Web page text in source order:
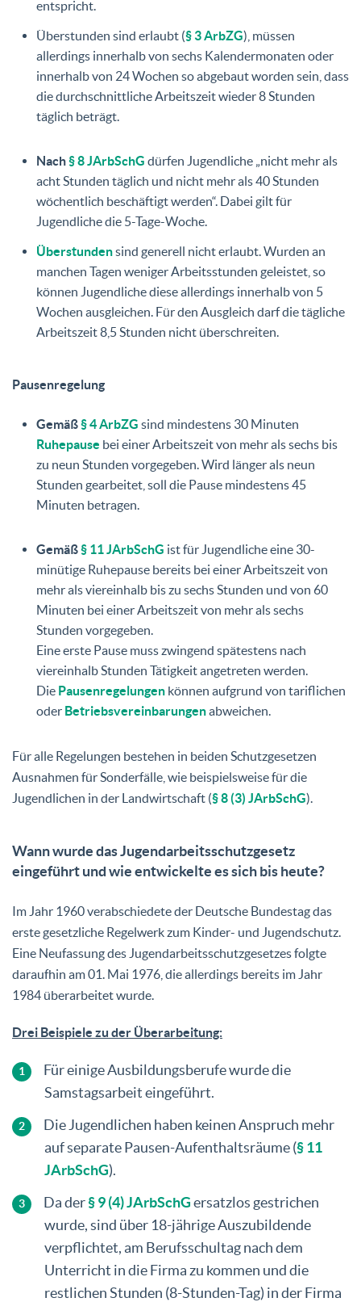
entspricht.
Überstunden sind erlaubt (§ 3 ArbZG), müssen
allerdings innerhalb von sechs Kalendermonaten oder
innerhalb von 24 Wochen so abgebaut worden sein, dass
die durchschnittliche Arbeitszeit wieder 8 Stunden
täglich beträgt.
Nach§ 8 JArbSchG dürfen Jugendliche „nicht mehr als
acht Stunden täglich und nicht mehr als 40 Stunden
wöchentlich beschäftigt werden“. Dabei gilt für
Jugendliche die 5-Tage-Woche.
Überstundensind generell nicht erlaubt. Wurden an
manchen Tagen weniger Arbeitsstunden geleistet, so
können Jugendliche diese allerdings innerhalb von 5
Wochen ausgleichen. Für den Ausgleich darf die tägliche
Arbeitszeit 8,5 Stunden nicht überschreiten.
Pausenregelung
Gemäß§ 4 ArbZG sind mindestens 30 Minuten
Ruhepause bei einer Arbeitszeit von mehr als sechs bis
zu neun Stunden vorgegeben. Wird länger als neun
Stunden gearbeitet, soll die Pause mindestens 45
Minuten betragen.
Gemäß§ 11 JArbSchG ist für Jugendliche eine 30-
minütige Ruhepause bereits bei einer Arbeitszeit von
mehr als viereinhalb bis zu sechs Stunden und von 60
Minuten bei einer Arbeitszeit von mehr als sechs
Stunden vorgegeben.
Eine erste Pause muss zwingend spätestens nach
viereinhalb Stunden Tätigkeit angetreten werden.
Die Pausenregelungen können aufgrund von tariflichen
oder Betriebsvereinbarungenabweichen.
Für alle Regelungen bestehen in beiden Schutzgesetzen
Ausnahmen für Sonderfälle, wie beispielsweise für die
Jugendlichen in der Landwirtschaft (§ 8 (3) JArbSchG).
Wann wurde das Jugendarbeitsschutzgesetz
eingeführt und wie entwickelte es sich bis heute?
Im Jahr 1960 verabschiedete der Deutsche Bundestag das
erste gesetzliche Regelwerk zum Kinder- und Jugendschutz.
Eine Neufassung des Jugendarbeitsschutzgesetzes folgte
daraufhin am 01. Mai 1976, die allerdings bereits im Jahr
1984 überarbeitet wurde.
Drei Beispiele zu der Überarbeitung:
Für einige Ausbildungsberufe wurde die
Samstagsarbeit eingeführt.
Die Jugendlichen haben keinen Anspruch mehr
auf separate Pausen-Aufenthaltsräume (§ 11
JArbSchG).
Da der§ 9 (4) JArbSchGersatzlos gestrichen
wurde, sind über 18-jährige Auszubildende
verpflichtet, am Berufsschultag nach dem
Unterricht in die Firma zu kommen und die
restlichen Stunden (8-Stunden-Tag) in der Firma